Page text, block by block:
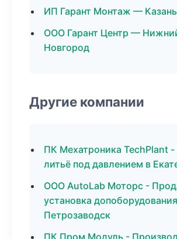
ИП Гарант Монтаж — Казань
ООО Гарант Центр —
Новгород
Другие компании
ПК Мехатроника TechPlant
литьё под давлением в
ООО AutoLab Моторс -
установка
Петрозаводск
ПК Пром Модуль -